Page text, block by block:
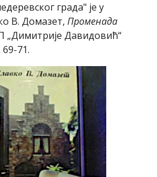
града" је у
В. Домазет, Променада
„Димитрије Давидовић“
71.